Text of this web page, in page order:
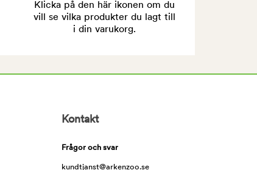
Klicka på den här ikonen om du
vill se vilka produkter du lagt till
i din varukorg.
Kontakt
Frågor och svar
kundtjanst@arkenzoo.se